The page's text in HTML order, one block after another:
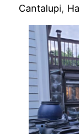
Cantalupi,